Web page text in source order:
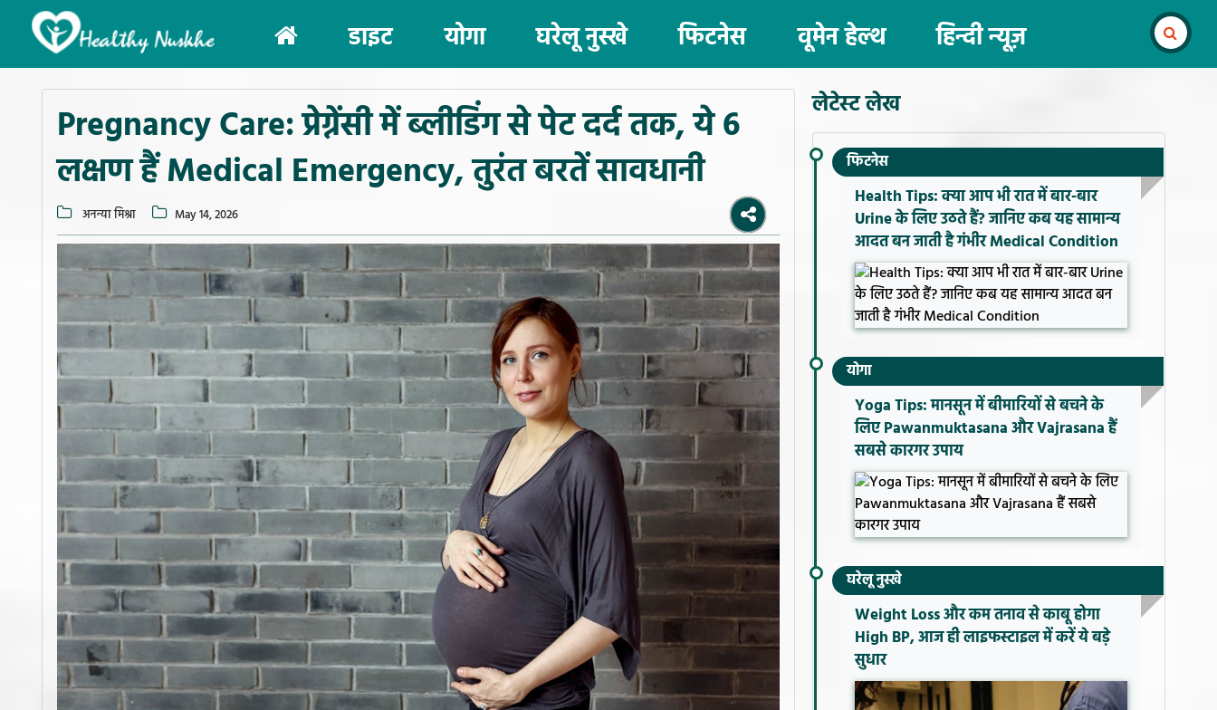
(current)
डाइट योगा घरेलू नुस्खे फिटनेस वूमेन हेल्थ हिन्दी न्यूज़
Pregnancy Care: प्रेग्नेंसी में ब्लीडिंग से पेट दर्द तक, ये 6
लक्षण हैं Medical Emergency, तुरंत बरतें सावधानी
अनन्या मिश्रा May 14, 2026
लेटेस्ट लेख
फिटनेस
Health Tips: क्या आप भी रात में बार-बार
Urine के लिए उठते हैं? जानिए कब यह सामान्य
आदत बन जाती है गंभीर Medical Condition
योगा
Yoga Tips: मानसून में बीमारियों से बचने के
लिए Pawanmuktasana और Vajrasana हैं
सबसे कारगर उपाय
घरेलू नुस्खे
Weight Loss और कम तनाव से काबू होगा
High BP, आज ही लाइफस्टाइल में करें ये बड़े
सुधार